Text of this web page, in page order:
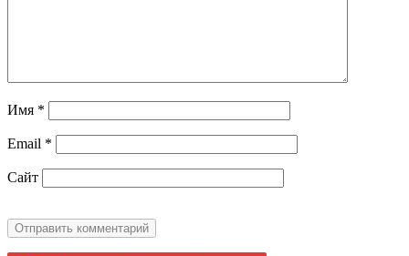
Имя *
Email *
Сайт